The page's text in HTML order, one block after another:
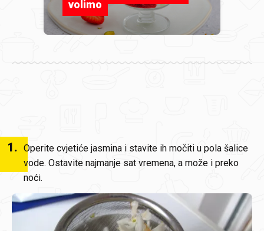
volimo
1. Operite cvjetiće jasmina i stavite ih močiti u pola šalice
vode. Ostavite najmanje sat vremena, a može i preko
noći.